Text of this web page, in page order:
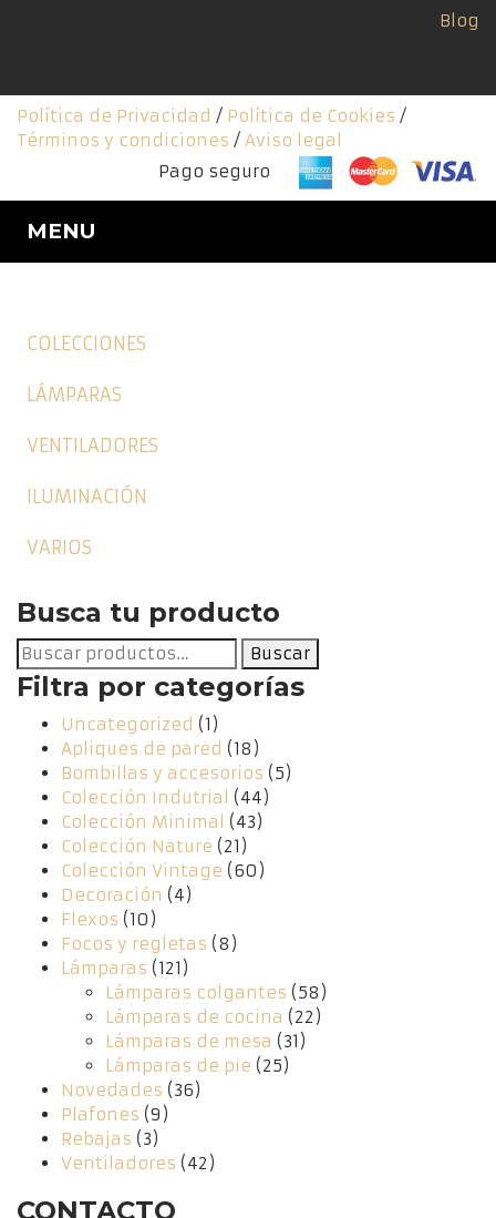
Blog
Política de Privacidad / Política de Cookies /
Términos y condiciones / Aviso legal
Pago seguro
MENU
COLECCIONES
LÁMPARAS
VENTILADORES
ILUMINACIÓN
VARIOS
Busca tu producto
Buscar
por:
Buscar
Filtra por categorías
Uncategorized (1)
Apliques de pared (18)
Bombillas y accesorios (5)
Colección Indutrial
(44)
Colección Minimal
(43)
Colección Nature (21)
Colección Vintage (60)
Decoración (4)
Flexos (10)
Focos y regletas (8)
Lámparas (121)
Lámparas colgantes (58)
Lámparas de cocina (22)
Lámparas de mesa (31)
Lámparas de pie (25)
Novedades (36)
Plafones (9)
Rebajas (3)
Ventiladores (42)
CONTACTO